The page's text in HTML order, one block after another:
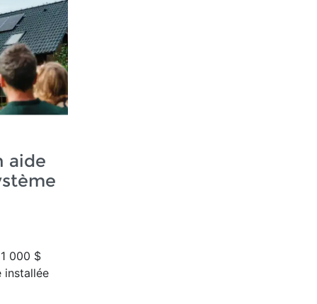
aide
1 000 $
installée